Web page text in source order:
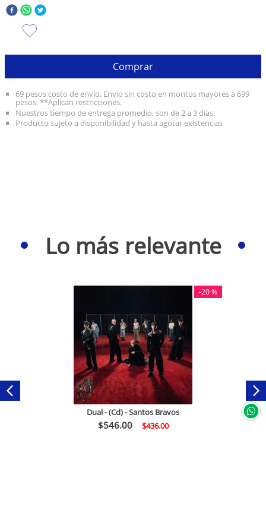
Comprar
69 pesos costo de envío. Envío sin costo en montos mayores a 699
pesos. **Aplican restricciones.
Nuestros tiempo de entrega promedio, son de 2 a 3 días.
Producto sujeto a disponibilidad y hasta agotar existencias
Lo más relevante
-20 %
Dual - (Cd) - Santos Bravos
$546.00 $436.00